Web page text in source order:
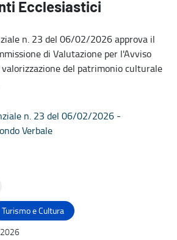
Ecclesiastici
n. 23 del 06/02/2026 approva il
di Valutazione per l'Avviso
del patrimonio culturale
n. 23 del 06/02/2026 -
Verbale
Turismo e Cultura